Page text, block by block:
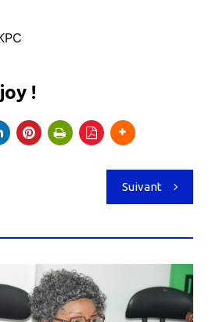
!
Suivant